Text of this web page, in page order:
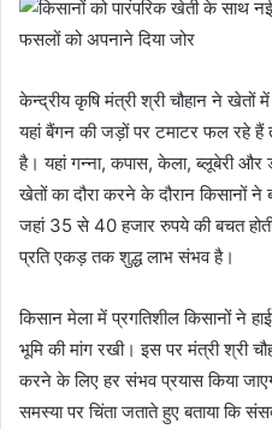
केन्द्रीय कृषि मंत्री श्री चौहान ने खेतों
यहां बैंगन की जड़ों पर टमाटर फल रहे हैं
है। यहां गन्ना, कपास, केला, ब्लूबेरी
खेतों का दौरा करने के दौरान किसानों ने
जहां 35 से 40 हजार रुपये की बचत
प्रति एकड़ तक शुद्ध लाभ संभव है।
किसान मेला में प्रगतिशील किसानों ने
भूमि की मांग रखी। इस पर मंत्री श्री
करने के लिए हर संभव प्रयास किया
समस्या पर चिंता जताते हुए बताया कि